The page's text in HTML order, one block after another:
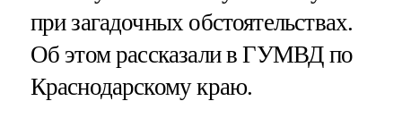
при загадочных обстоятельствах.
Об этом рассказали в ГУМВД по
Краснодарскому краю.